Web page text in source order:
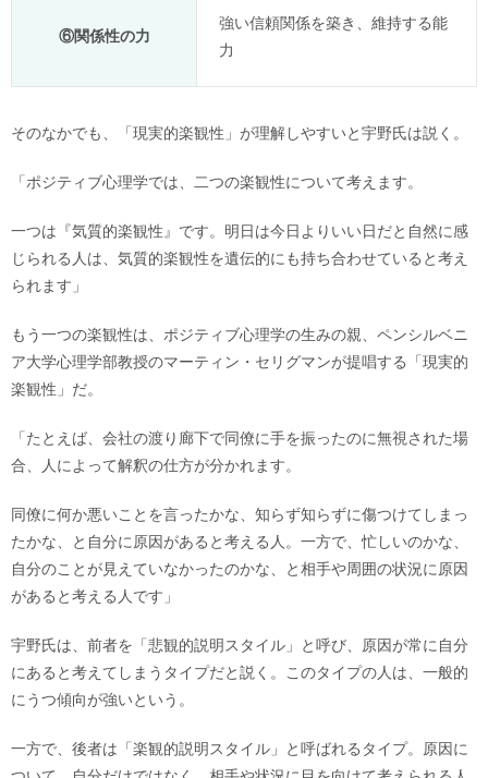
⑥関係性の力
強い信頼関係を築き、維持する能
力
そのなかでも、「現実的楽観性」が理解しやすいと宇野氏は説く。
「ポジティブ心理学では、二つの楽観性について考えます。
一つは『気質的楽観性』です。明日は今日よりいい日だと自然に感
じられる人は、気質的楽観性を遺伝的にも持ち合わせていると考え
られます」
もう一つの楽観性は、ポジティブ心理学の生みの親、ペンシルベニ
ア大学心理学部教授のマーティン・セリグマンが提唱する「現実的
楽観性」だ。
「たとえば、会社の渡り廊下で同僚に手を振ったのに無視された場
合、人によって解釈の仕方が分かれます。
同僚に何か悪いことを言ったかな、知らず知らずに傷つけてしまっ
たかな、と自分に原因があると考える人。一方で、忙しいのかな、
自分のことが見えていなかったのかな、と相手や周囲の状況に原因
があると考える人です」
宇野氏は、前者を「悲観的説明スタイル」と呼び、原因が常に自分
にあると考えてしまうタイプだと説く。このタイプの人は、一般的
にうつ傾向が強いという。
一方で、後者は「楽観的説明スタイル」と呼ばれるタイプ。原因に